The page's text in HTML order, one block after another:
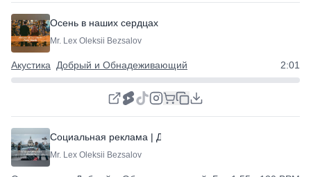
Осень в наших сердцах
Mr. Lex Oleksii Bezsalov
Акустика Добрый и Обнадеживающий 2:01
Социальная реклама | Добрая история
Mr. Lex Oleksii Bezsalov